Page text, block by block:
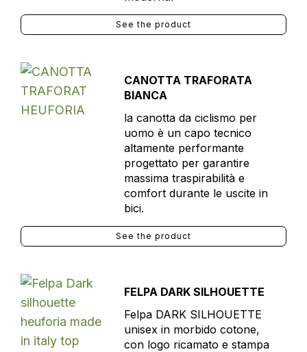
See the product
CANOTTA TRAFORATA
BIANCA
la canotta da ciclismo per
uomo è un capo tecnico
altamente performante
progettato per garantire
massima traspirabilità e
comfort durante le uscite in
bici.
See the product
FELPA DARK SILHOUETTE
Felpa DARK SILHOUETTE
unisex in morbido cotone,
con logo ricamato e stampa